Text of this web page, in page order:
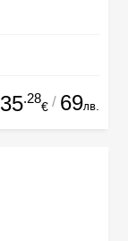
35.28
€ / 69лв.